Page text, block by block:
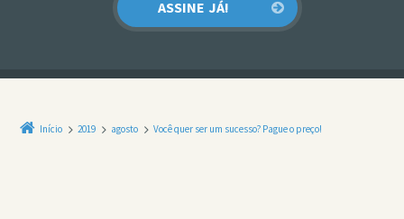
Início 2019 agosto Você quer ser um sucesso? Pague o preço!